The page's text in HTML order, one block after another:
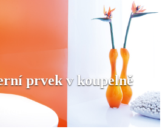
prvek v koupelně